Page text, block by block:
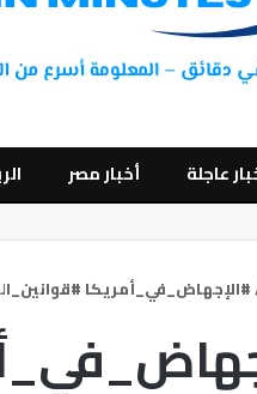
عاجلة أخبار مصر
#الإجهاض_في_أمريكا